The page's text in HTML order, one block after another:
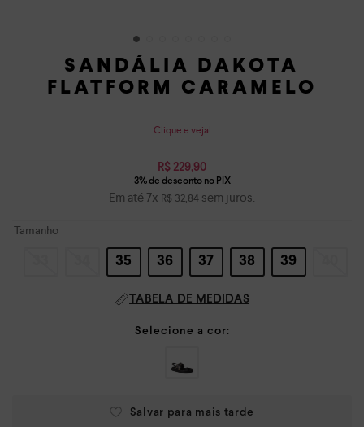
SANDÁLIA DAKOTA
FLATFORM CARAMELO
Clique e veja!
R$ 229,90
Em até 7x R$ 32,84 sem juros.
Tamanho
35 36 37 38 39
TABELA DE MEDIDAS